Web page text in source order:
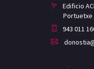
Edificio
Portuetxe
943 011